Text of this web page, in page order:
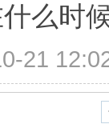
么时
21